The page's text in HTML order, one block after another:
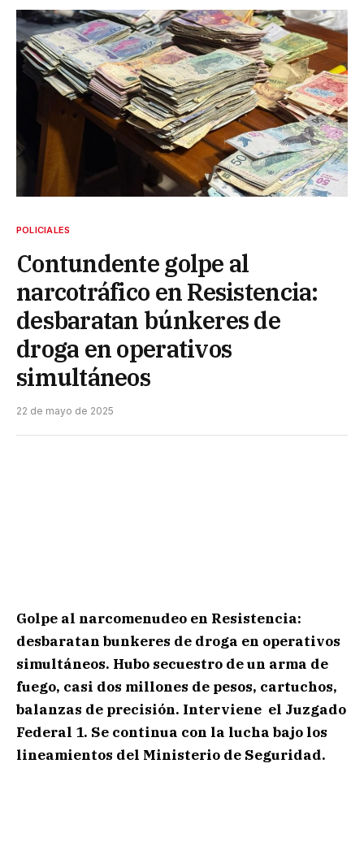
POLICIALES
Contundente golpe al
narcotráfico en Resistencia:
desbaratan búnkeres de
droga en operativos
simultáneos
22 de mayo de 2025
Golpe al narcomenudeo en Resistencia:
desbaratan bunkeres de droga en operativos
simultáneos. Hubo secuestro de un arma de
fuego, casi dos millones de pesos, cartuchos,
balanzas de precisión. Interviene el Juzgado
Federal 1. Se continua con la lucha bajo los
lineamientos del Ministerio de Seguridad.